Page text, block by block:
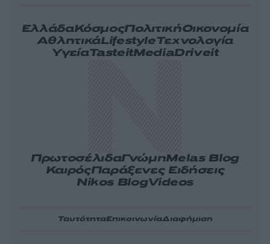
ΕλλάδαΚόσμοςΠολιτικήΟικονομία
ΑθλητικάLifestyleΤεχνολογία
ΥγείαTasteitMediaDriveit
ΠρωτοσέλιδαΓνώμηMelas Blog
ΚαιρόςΠαράξενες Ειδήσεις
Nikos BlogVideos
ΤαυτότηταΕπικοινωνίαΔιαφήμιση